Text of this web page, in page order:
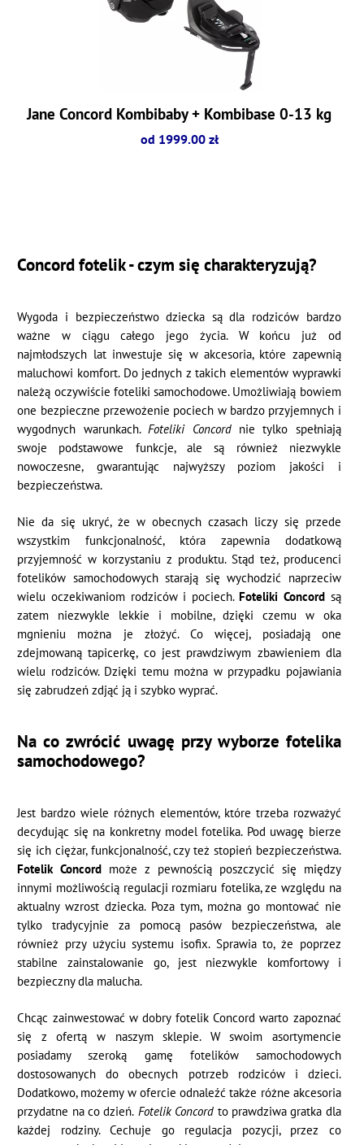
Jane Concord Kombibaby + Kombibase 0-13 kg
od 1999.00 zł
Concord fotelik - czym się charakteryzują?
Wygoda i bezpieczeństwo dziecka są dla rodziców bardzo
ważne w ciągu całego jego życia. W końcu już od
najmłodszych lat inwestuje się w akcesoria, które zapewnią
maluchowi komfort. Do jednych z takich elementów wyprawki
należą oczywiście foteliki samochodowe. Umożliwiają bowiem
one bezpieczne przewożenie pociech w bardzo przyjemnych i
wygodnych warunkach.Foteliki Concordnie tylko spełniają
swoje podstawowe funkcje, ale są również niezwykle
nowoczesne, gwarantując najwyższy poziom jakości i
bezpieczeństwa.
Nie da się ukryć, że w obecnych czasach liczy się przede
wszystkim funkcjonalność, która zapewnia dodatkową
przyjemność w korzystaniu z produktu. Stąd też, producenci
fotelików samochodowych starają się wychodzić naprzeciw
wielu oczekiwaniom rodziców i pociech.Foteliki Concord są
zatem niezwykle lekkie i mobilne, dzięki czemu w oka
mgnieniu można je złożyć. Co więcej, posiadają one
zdejmowaną tapicerkę, co jest prawdziwym zbawieniem dla
wielu rodziców. Dzięki temu można w przypadku pojawiania
się zabrudzeń zdjąć ją i szybko wyprać.
Na co zwrócić uwagę przy wyborze fotelika
samochodowego?
Jest bardzo wiele różnych elementów, które trzeba rozważyć
decydując się na konkretny model fotelika. Pod uwagę bierze
się ich ciężar, funkcjonalność, czy też stopień bezpieczeństwa.
Fotelik Concord może z pewnością poszczycić się między
innymi możliwością regulacji rozmiaru fotelika, ze względu na
aktualny wzrost dziecka. Poza tym, można go montować nie
tylko tradycyjnie za pomocą pasów bezpieczeństwa, ale
również przy użyciu systemu isofix. Sprawia to, że poprzez
stabilne zainstalowanie go, jest niezwykle komfortowy i
bezpieczny dla malucha.
Chcąc zainwestować w dobry fotelik Concord warto zapoznać
się z ofertą w naszym sklepie. W swoim asortymencie
posiadamy szeroką gamę fotelików samochodowych
dostosowanych do obecnych potrzeb rodziców i dzieci.
Dodatkowo, możemy w ofercie odnaleźć także różne akcesoria
przydatne na co dzień. Fotelik Concord to prawdziwa gratka dla
każdej rodziny. Cechuje go regulacja pozycji, przez co